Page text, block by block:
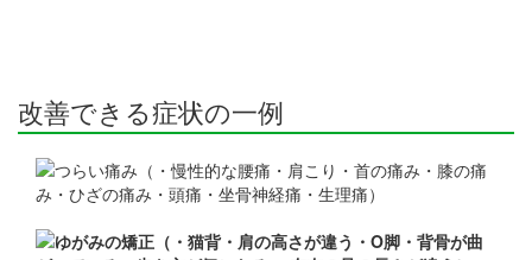
改善できる症状の一例